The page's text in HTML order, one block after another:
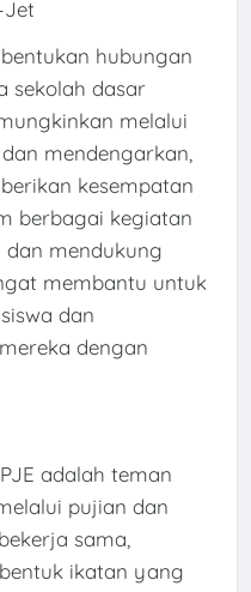
Jet
hubungan
sekolah dasar
melalui
mendengarkan,
kesempatan
berbagai kegiatan
dan mendukung
membantu untuk
dan
dengan
adalah teman
pujian dan
sama,
ikatan yang